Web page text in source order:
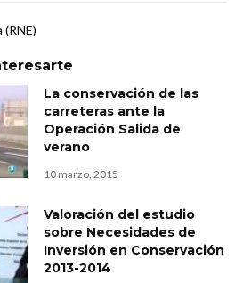
La conservación de las
carreteras ante la
Operación Salida de
verano
10 marzo, 2015
Valoración del estudio
sobre Necesidades de
Inversión en Conservación
2013-2014